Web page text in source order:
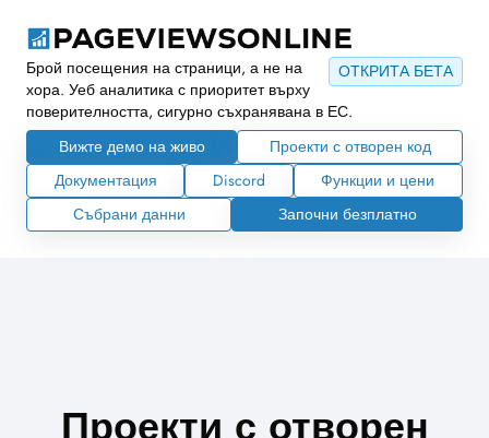
ОТКРИТА БЕТА
Брой посещения на страници, а не на
хора. Уеб аналитика с приоритет върху
поверителността, сигурно съхранявана в ЕС.
Вижте демо на живо
Проекти с отворен код
Документация
Discord
Функции и цени
Събрани данни
Започни безплатно